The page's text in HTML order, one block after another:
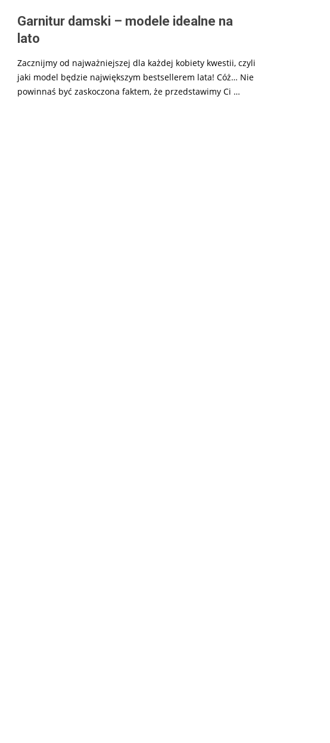
Garnitur damski – modele idealne na
lato
Zacznijmy od najważniejszej dla każdej kobiety kwestii, czyli
jaki model będzie największym bestsellerem lata! Cóż… Nie
powinnaś być zaskoczona faktem, że przedstawimy Ci …